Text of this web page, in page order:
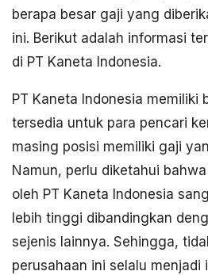
berapa besar gaji yang
ini. Berikut adalah informasi
di PT Kaneta Indonesia.
PT Kaneta Indonesia memiliki
tersedia untuk para pencari
masing posisi memiliki gaji
Namun, perlu diketahui
oleh PT Kaneta Indonesia
lebih tinggi dibandingkan
sejenis lainnya. Sehingga,
perusahaan ini selalu menjadi